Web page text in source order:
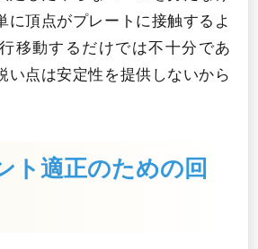
に頂点がプレートに接触するよ
移動するだけでは不十分であ
い点は安定性を提供しないから
ト適正のための回